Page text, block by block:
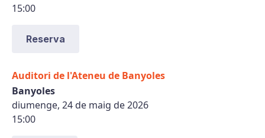
15:00
Reserva
Auditori de l'Ateneu de Banyoles
Banyoles
diumenge, 24 de maig de 2026
15:00